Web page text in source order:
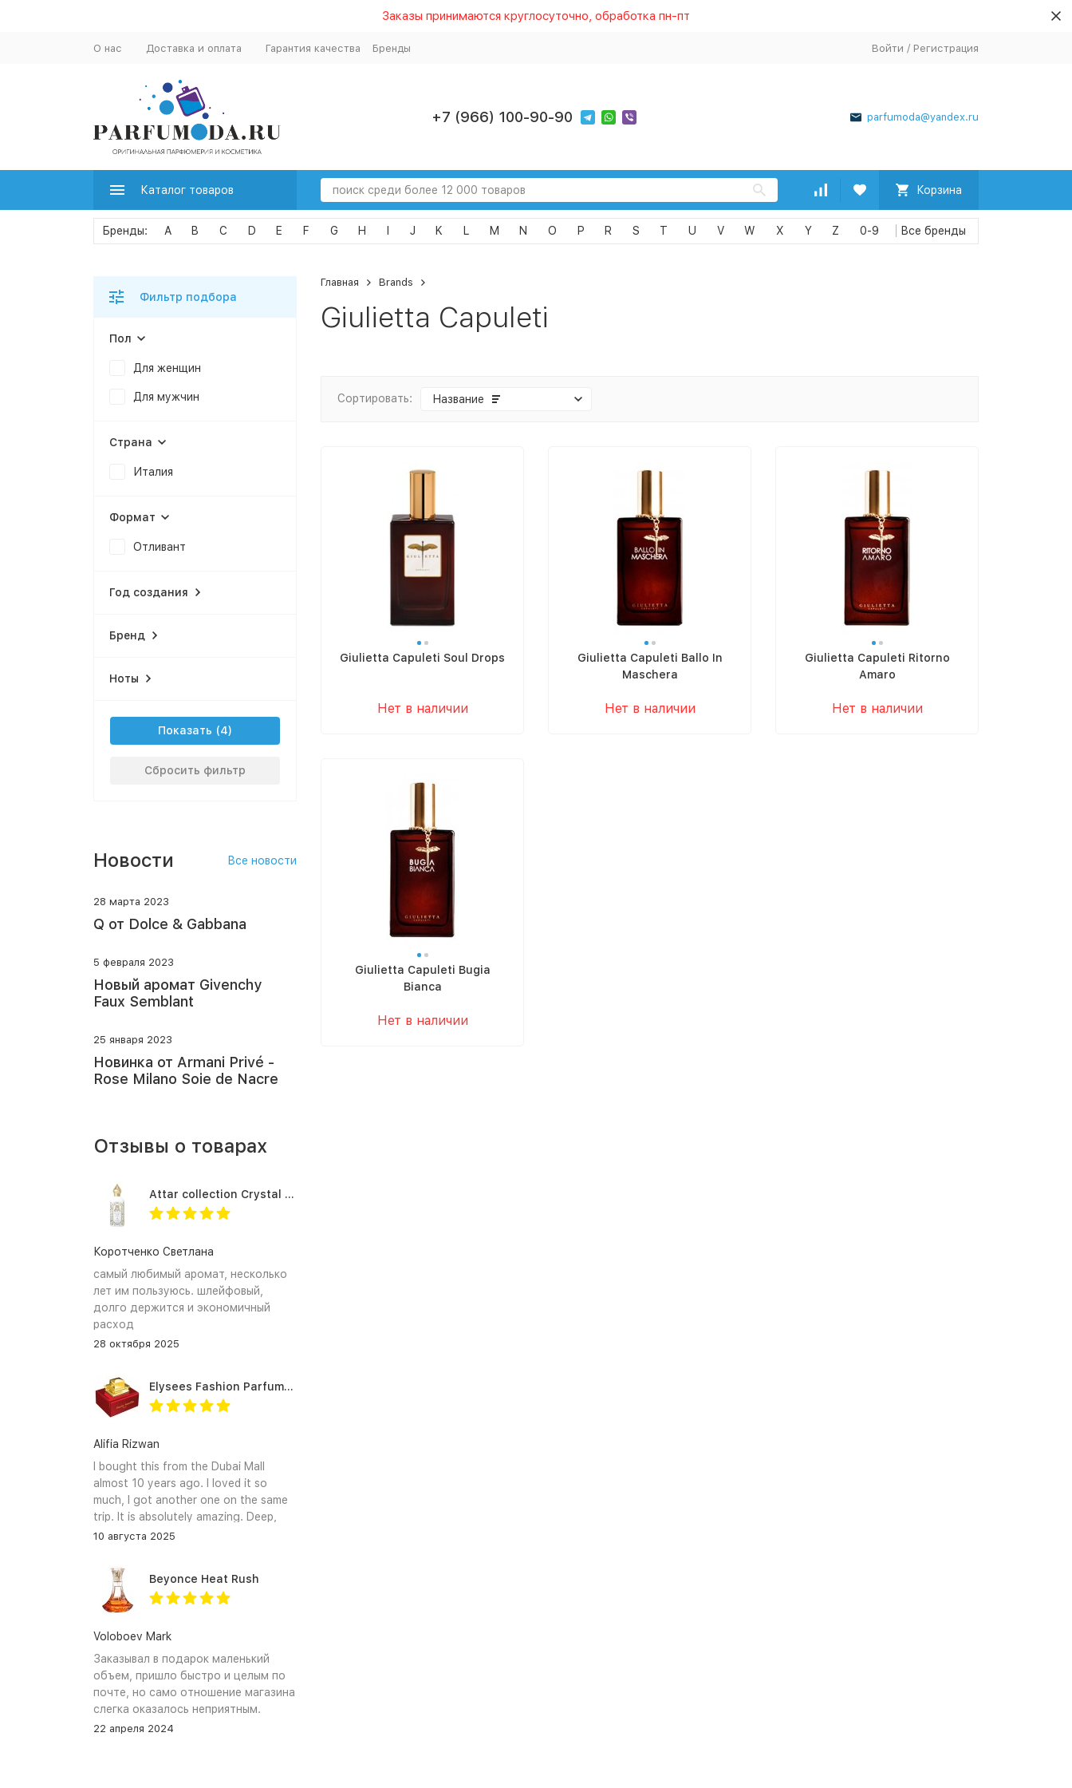
Заказы принимаются круглосуточно, обработка пн-пт
О нас Доставка и оплата Гарантия качества Бренды Войти / Регистрация
+7 (966) 100-90-90 parfumoda@yandex.ru
Каталог товаров Корзина
A B C D E F G H J K L M N O P R S T U V W X Y Z 0-9
Главная Brands
Giulietta Capuleti
Сортировать: Название
Giulietta Capuleti Soul Drops
Нет в наличии
Giulietta Capuleti Ballo In
Maschera
Нет в наличии
Giulietta Capuleti Ritorno
Amaro
Нет в наличии
Giulietta Capuleti Bugia
Bianca
Нет в наличии
Фильтр подбора
Пол
Для женщин
Для мужчин
Страна
Италия
Формат
Отливант
Год создания
Бренд
Ноты
Показать
Сбросить фильтр
Новости Все новости
28 марта 2023
Q от Dolce & Gabbana
5 февраля 2023
Новый аромат Givenchy
Faux Semblant
25 января 2023
Новинка от Armani Privé -
Rose Milano Soie de Nacre
Отзывы о товарах
Attar collection Crystal love for her
Коротченко Светлана
самый любимый аромат, несколько
лет им пользуюсь. шлейфовый,
долго держится и экономичный
расход
28 октября 2025
Elysees Fashion Parfums Purity Vanilla
Alifia Rizwan
I bought this from the Dubai Mall
almost 10 years ago. I loved it so
much, I got another one on the same
trip. It is absolutely amazing. Deep,
enchanting notes that linger on the
find it again.
10 августа 2025
Beyonce Heat Rush
Voloboev Mark
Заказывал в подарок маленький
объем, пришло быстро и целым по
почте, но само отношение магазина
слегка оказалось неприятным.
Сначала обещали связться, но
22 апреля 2024